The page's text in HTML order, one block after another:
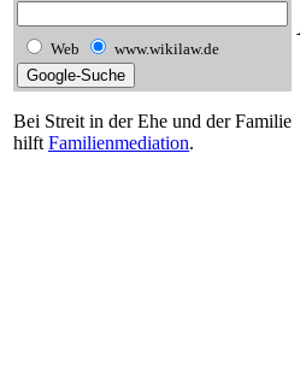
Web www.wikilaw.de
Bei Streit in der Ehe und der Familie
hilft Familienmediation.